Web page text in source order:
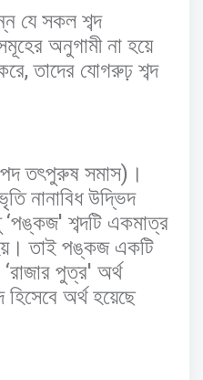
যে সকল শব্দ
অনুগামী না হয়ে
,তাদের যোগরুঢ় শব্দ
তৎপুরুষ সমাস) ।
নানাবিধ উদ্ভিদ
‘পঙ্কজ' শব্দটি একমাত্র
তাই পঙ্কজ একটি
রাজার পুত্র' অর্থ
হিসেবে অর্থ হয়েছে